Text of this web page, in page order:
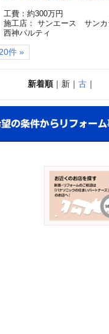
工費：約300万円
施工店： サンエース サンカ
西神パルティ
件 »
新着順｜新｜ 古｜